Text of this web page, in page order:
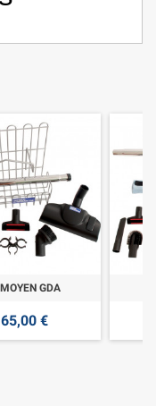
GDA
€